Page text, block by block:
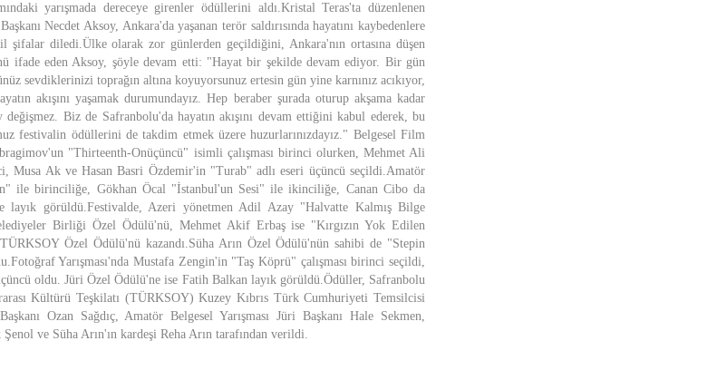
yarışmada dereceye girenler ödüllerini aldı.Kristal Teras'ta düzenlenen
Necdet Aksoy, Ankara'da yaşanan terör saldırısında hayatını kaybedenlere
şifalar diledi.Ülke olarak zor günlerden geçildiğini, Ankara'nın ortasına düşen
ifade eden Aksoy, şöyle devam etti: "Hayat bir şekilde devam ediyor. Bir gün
sevdiklerinizi toprağın altına koyuyorsunuz ertesin gün yine karnınız acıkıyor,
akışını yaşamak durumundayız. Hep beraber şurada oturup akşama kadar
Biz de Safranbolu'da hayatın akışını devam ettiğini kabul ederek, bu
festivalin ödüllerini de takdim etmek üzere huzurlarınızdayız." Belgesel Film
"Thirteenth-Onüçüncü" isimli çalışması birinci olurken, Mehmet Ali
Musa Ak ve Hasan Basri Özdemir'in "Turab" adlı eseri üçüncü seçildi.Amatör
ile birinciliğe, Gökhan Öcal "İstanbul'un Sesi" ile ikinciliğe, Canan Cibo da
layık görüldü.Festivalde, Azeri yönetmen Adil Azay "Halvatte Kalmış Bilge
Birliği Özel Ödülü'nü, Mehmet Akif Erbaş ise "Kırgızın Yok Edilen
TÜRKSOY Özel Ödülü'nü kazandı.Süha Arın Özel Ödülü'nün sahibi de "Stepin
Yarışması'nda Mustafa Zengin'in "Taş Köprü" çalışması birinci seçildi,
oldu. Jüri Özel Ödülü'ne ise Fatih Balkan layık görüldü.Ödüller, Safranbolu
Kültürü Teşkilatı (TÜRKSOY) Kuzey Kıbrıs Türk Cumhuriyeti Temsilcisi
Ozan Sağdıç, Amatör Belgesel Yarışması Jüri Başkanı Hale Sekmen,
ve Süha Arın'ın kardeşi Reha Arın tarafından verildi.